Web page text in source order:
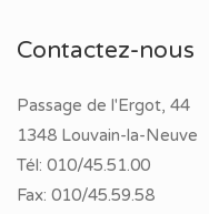
Contactez-nous
Passage de l'Ergot, 44
1348 Louvain-la-Neuve
Tél: 010/45.51.00
Fax: 010/45.59.58